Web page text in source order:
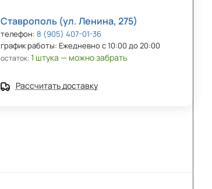
Ставрополь (ул. Ленина, 275)
телефон: 8 (905) 407-01-36
график работы: Ежедневно с 10:00 до 20:00
остаток:1 штука — можно забрать
Рассчитать доставку